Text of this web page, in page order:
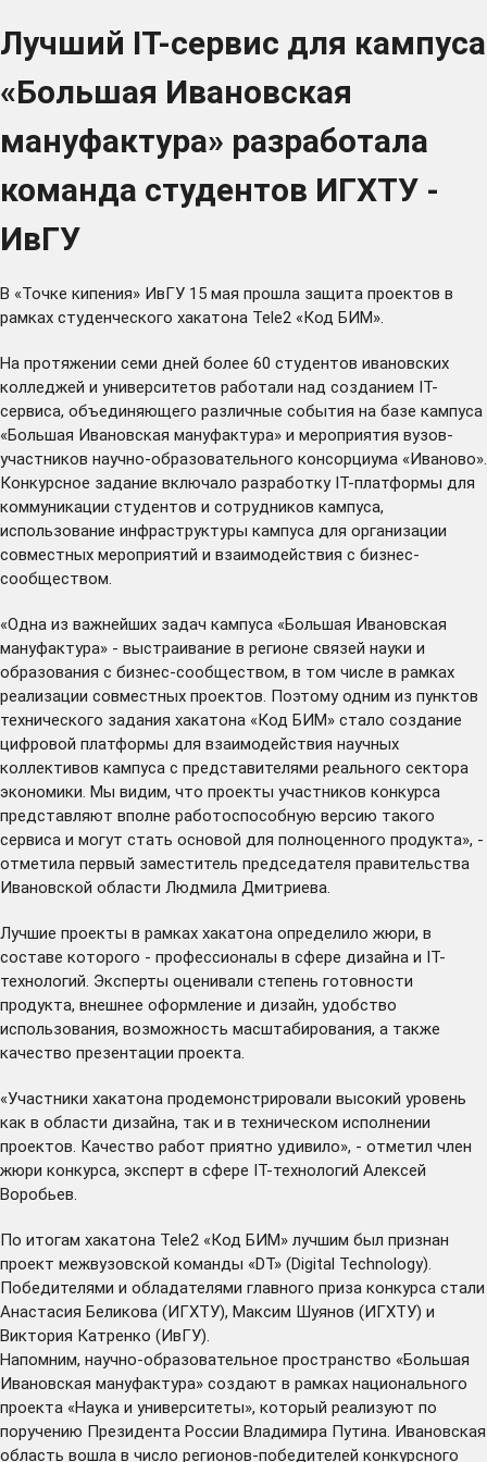
Лучший IT-сервис для кампуса
«Большая Ивановская
мануфактура» разработала
команда студентов ИГХТУ -
ИвГУ
В «Точке кипения» ИвГУ 15 мая прошла защита проектов в
рамках студенческого хакатона Tele2 «Код БИМ».
На протяжении семи дней более 60 студентов ивановских
колледжей и университетов работали над созданием IT-
сервиса, объединяющего различные события на базе кампуса
«Большая Ивановская мануфактура» и мероприятия вузов-
участников научно-образовательного консорциума «Иваново».
Конкурсное задание включало разработку IT-платформы для
коммуникации студентов и сотрудников кампуса,
использование инфраструктуры кампуса для организации
совместных мероприятий и взаимодействия с бизнес-
сообществом.
«Одна из важнейших задач кампуса «Большая Ивановская
мануфактура» - выстраивание в регионе связей науки и
образования с бизнес-сообществом, в том числе в рамках
реализации совместных проектов. Поэтому одним из пунктов
технического задания хакатона «Код БИМ» стало создание
цифровой платформы для взаимодействия научных
коллективов кампуса с представителями реального сектора
экономики. Мы видим, что проекты участников конкурса
представляют вполне работоспособную версию такого
сервиса и могут стать основой для полноценного продукта», -
отметила первый заместитель председателя правительства
Ивановской области Людмила Дмитриева.
Лучшие проекты в рамках хакатона определило жюри, в
составе которого - профессионалы в сфере дизайна и IT-
технологий. Эксперты оценивали степень готовности
продукта, внешнее оформление и дизайн, удобство
использования, возможность масштабирования, а также
качество презентации проекта.
«Участники хакатона продемонстрировали высокий уровень
как в области дизайна, так и в техническом исполнении
проектов. Качество работ приятно удивило», - отметил член
жюри конкурса, эксперт в сфере IT-технологий Алексей
Воробьев.
По итогам хакатона Tele2 «Код БИМ» лучшим был признан
проект межвузовской команды «DT» (Digital Technology).
Победителями и обладателями главного приза конкурса стали
Анастасия Беликова (ИГХТУ), Максим Шуянов (ИГХТУ) и
Виктория Катренко (ИвГУ).
Напомним, научно-образовательное пространство «Большая
Ивановская мануфактура» создают в рамках национального
проекта «Наука и университеты», который реализуют по
поручению Президента России Владимира Путина. Ивановская
область вошла в число регионов-победителей конкурсного